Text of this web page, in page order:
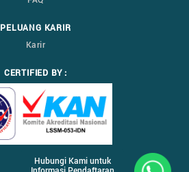
Hubungi Kami untuk
PELUANG KARIR
Karir
CERTIFIED BY :